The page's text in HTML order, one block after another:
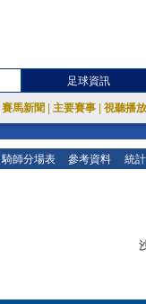
足球資訊
賽馬新聞 主要賽事 視聽播
騎師分場表 參考資料 統